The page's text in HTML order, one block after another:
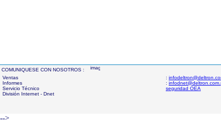
COMUNIQUESE CON NOSOTROS :
Ventas
Informes
Servicio Técnico
División Internet - Dnet
:
:
seguridad OEA
-->